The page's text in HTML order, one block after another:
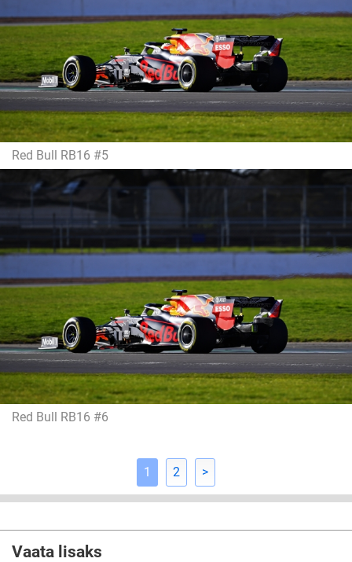
Red Bull RB16 #5
Red Bull RB16 #6
1 2 >
Vaata lisaks